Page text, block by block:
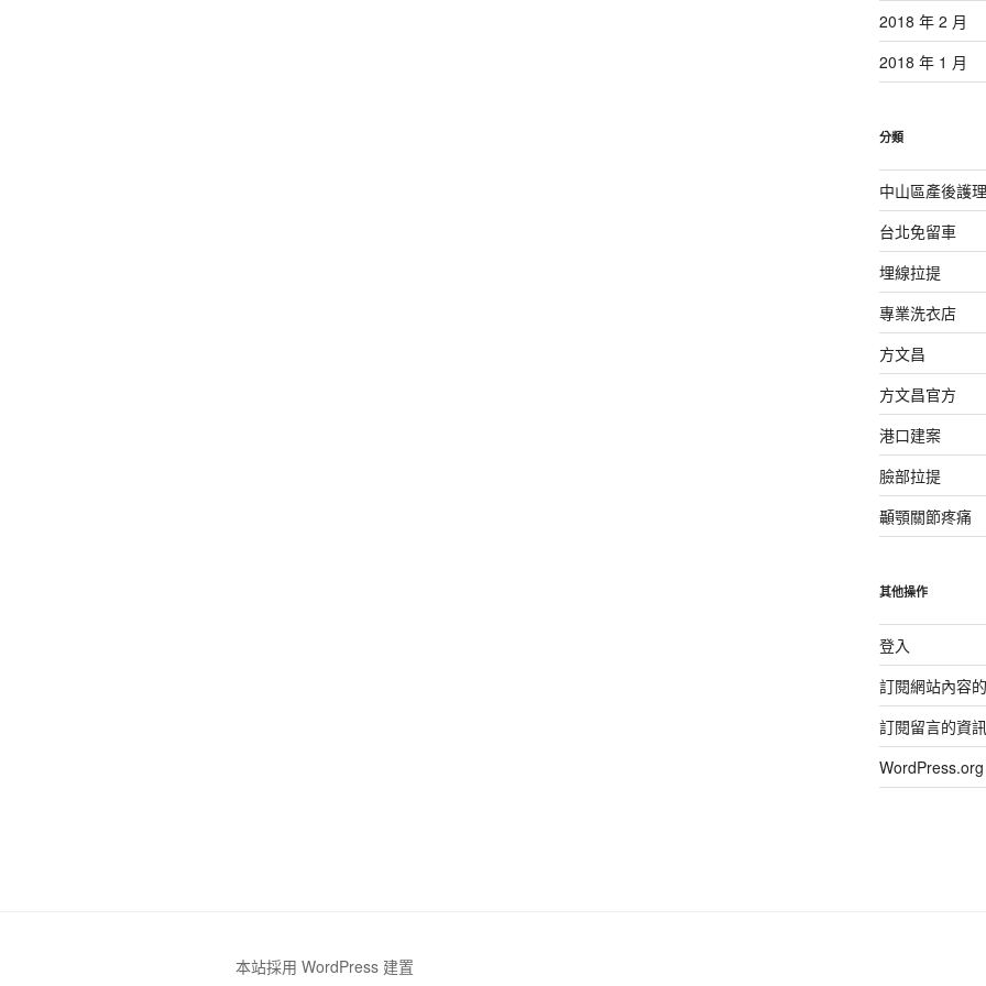
2018 年 2 月
2018 年 1 月
分類
中山區產後護
台北免留車
埋線拉提
專業洗衣店
方文昌
方文昌官方
港口建案
臉部拉提
顳顎關節疼痛
其他操作
登入
訂閱網站內容
訂閱留言的資
本站採用 WordPress 建置